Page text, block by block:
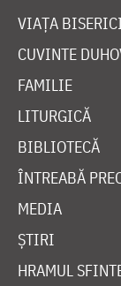
VIAȚA
CUVINTE
FAMILIE
LITURGICĂ
BIBLIOTECĂ
ÎNTREABĂ
MEDIA
ȘTIRI
HRAMUL